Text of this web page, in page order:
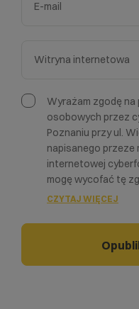
Wyrażam zgodę
osobowych przez
Poznaniu przy ul.
napisanego przeze
internetowej
mogę wycofać tę
CZYTAJ WIĘCEJ